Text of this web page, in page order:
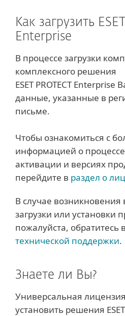
Как загрузить
Enterprise
В процессе загрузки
комплексного решения
ESET PROTECT Enterprise
данные, указанные в
письме.
Чтобы ознакомиться с
информацией о
активации и версиях
перейдите в раздел о
В случае возникновения
загрузки или установки
пожалуйста, обратитесь в
технической поддержки.
Знаете ли Вы?
Универсальная лицензия
установить решения